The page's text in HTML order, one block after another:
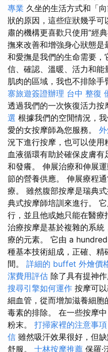
專業 久坐的生活方式和「
狀的原因，這些症狀幾乎
肅的機構更喜歡只使用“經
撫來改善和增強身心狀態
和愛撫是我們的生命需要，
信、確認、溫暖、活力和
肌肉的區域，我也不排除手
寨旅遊簽證辦理 台中 整復
透過我們的一次恢復活力按
選 根據我們的空閒情況，
愛的女按摩師為您服務。
況下進行按摩，也可以使
血液循環有助於確保皮膚
和發癢。 伸展治療和伸展
節的營養供應。 伸展療程
療。 雖然腹部按摩是瑞典
典式按摩師培訓來進行。
行，並且他或她只能在醫
治療按摩是基於複雜的系
療的元素。 它由 a hundred
種基本技術組成，正確、
間。 詳細的 buffet 外燴價
潔費用評估 除了具有提神
搜尋引擎如何運作 按摩可
細血管，從而增加滋養細
毒素的排除。 在一些按摩
粉末。 打掃家裡的注意事項
信 雖然吸汗效果很好，但
舒服。 士林按摩推薦 保羅·